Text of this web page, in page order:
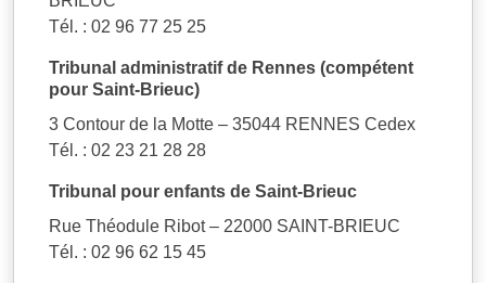
Tél. : 02 96 77 25 25
Tribunal administratif de Rennes (compétent
pour Saint-Brieuc)
3 Contour de la Motte – 35044 RENNES Cedex
Tél. : 02 23 21 28 28
Tribunal pour enfants de Saint-Brieuc
Rue Théodule Ribot – 22000 SAINT-BRIEUC
Tél. : 02 96 62 15 45